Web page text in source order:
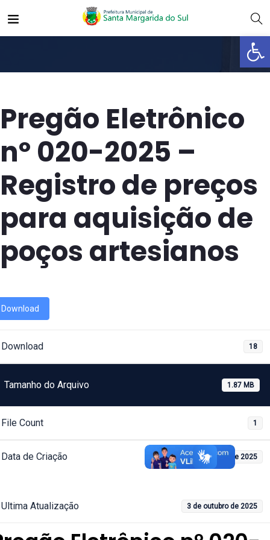
Abrir
Pregão Eletrônico
nº 020-2025 –
Registro de preços
para aquisição de
poços artesianos
Download
Download 18
Tamanho do Arquivo 1.87 MB
File Count 1
Data de Criação 3 de outubro de 2025
Ultima Atualização 3 de outubro de 2025